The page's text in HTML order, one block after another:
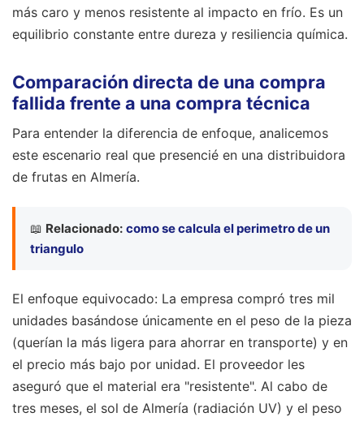
más caro y menos resistente al impacto en frío. Es un
equilibrio constante entre dureza y resiliencia química.
Comparación directa de una compra
fallida frente a una compra técnica
Para entender la diferencia de enfoque, analicemos
este escenario real que presencié en una distribuidora
de frutas en Almería.
📖 Relacionado: como se calcula el perimetro de un
triangulo
El enfoque equivocado: La empresa compró tres mil
unidades basándose únicamente en el peso de la pieza
(querían la más ligera para ahorrar en transporte) y en
el precio más bajo por unidad. El proveedor les
aseguró que el material era "resistente". Al cabo de
tres meses, el sol de Almería (radiación UV) y el peso